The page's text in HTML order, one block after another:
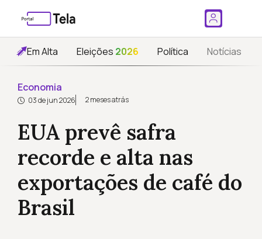
Em Alta Eleições 2026 Política Notícias
Economia
03 de jun 2026 2 meses atrás
EUA prevê safra
recorde e alta nas
exportações de café do
Brasil